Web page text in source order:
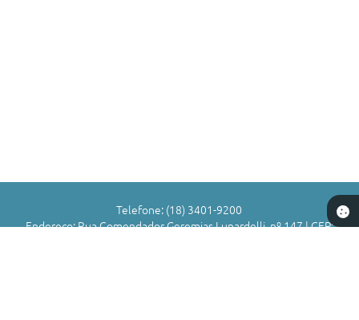
Telefone: (18) 3401-9200
Endereço: Rua Comendador Geremias Lunardelli, nº 147 | CEP: